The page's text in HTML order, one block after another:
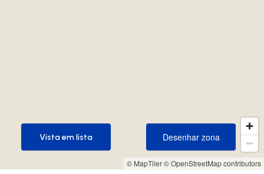
© MapTiler© OpenStreetMap contributors
Desenhar zona
Desenhar zona
Vista em lista
Vista em lista